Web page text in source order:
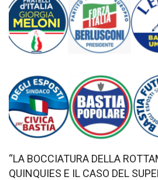
“LA BOCCIATURA DELLA
QUINQUIES E IL CASO DEL